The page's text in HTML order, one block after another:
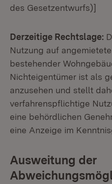
des Gesetzentwurfs)]
Derzeitige Rechtslage:
Nutzung auf
bestehender
Nichteigentümer ist als
anzusehen und stellt
verfahrenspflichtige
eine behördlichen
eine Anzeige im
Ausweitung der